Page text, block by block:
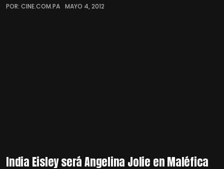
POR: CINE.COM.PA MAYO 4, 2012
India Eisley será Angelina Jolie en Maléfica